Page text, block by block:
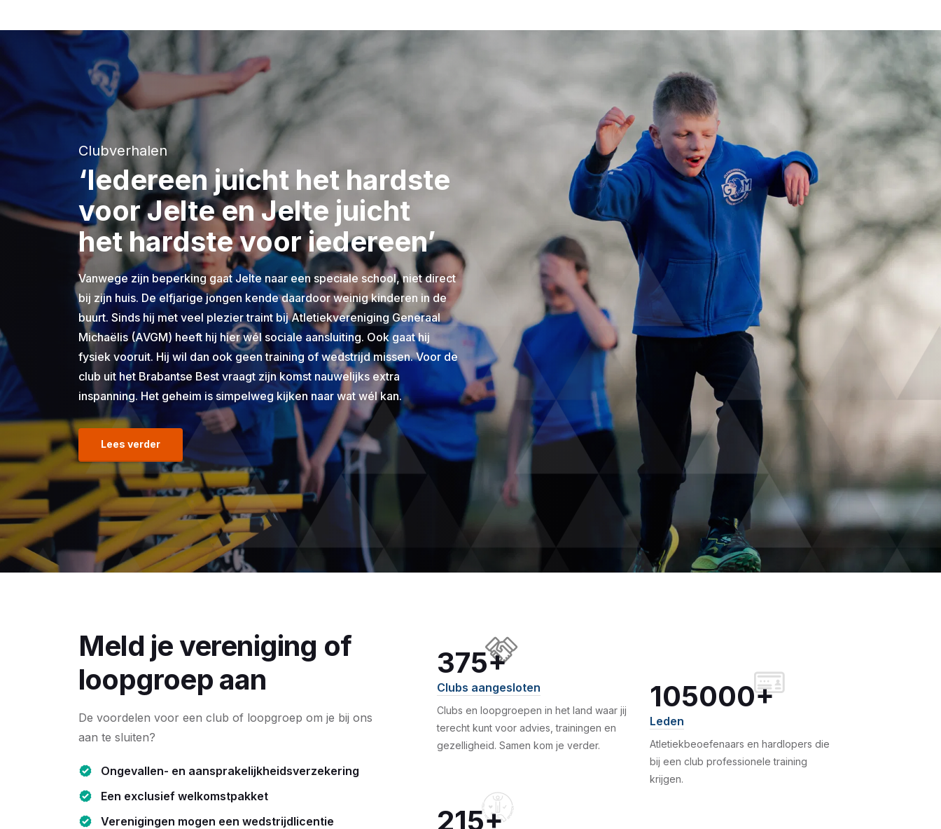
Clubverhalen
‘Iedereen juicht het hardste
voor Jelte en Jelte juicht
het hardste voor iedereen’
Vanwege zijn beperking gaat Jelte naar een speciale school, niet direct
bij zijn huis. De elfjarige jongen kende daardoor weinig kinderen in de
buurt. Sinds hij met veel plezier traint bij Atletiekvereniging Generaal
Michaëlis (AVGM) heeft hij hier wél sociale aansluiting. Ook gaat hij
fysiek vooruit. Hij wil dan ook geen training of wedstrijd missen. Voor de
club uit het Brabantse Best vraagt zijn komst nauwelijks extra
inspanning. Het geheim is simpelweg kijken naar wat wél kan.
Lees verder
Meld je vereniging of
loopgroep aan
De voordelen voor een club of loopgroep om je bij ons
aan te sluiten?
Ongevallen- en aansprakelijkheidsverzekering
Een exclusief welkomstpakket
Verenigingen mogen een wedstrijdlicentie
375+
Clubs aangesloten
Clubs en loopgroepen in het land waar jij
terecht kunt voor advies, trainingen en
gezelligheid. Samen kom je verder.
105000+
Leden
Atletiekbeoefenaars en hardlopers die
bij een club professionele training
krijgen.
215+